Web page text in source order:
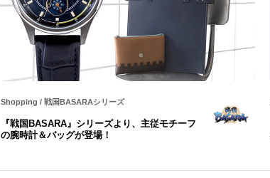
Shopping / 戦国BASARAシリーズ
『戦国BASARA』シリーズより、主従モチーフ
の腕時計＆バッグが登場！